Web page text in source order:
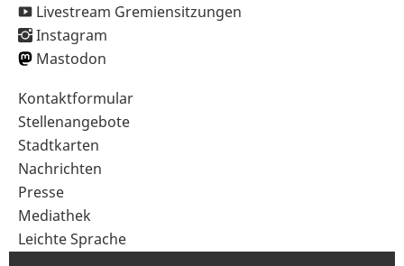
Livestream Gremiensitzungen
Instagram
Mastodon
Sekundärnavigation
im
Fußbereich
Kontaktformular
Stellenangebote
Stadtkarten
Nachrichten
Presse
Mediathek
Leichte Sprache